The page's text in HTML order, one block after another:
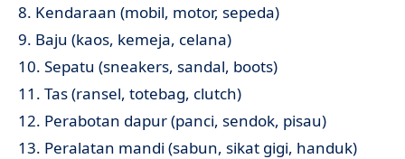
8. Kendaraan (mobil, motor, sepeda)
9. Baju (kaos, kemeja, celana)
10. Sepatu (sneakers, sandal, boots)
11. Tas (ransel, totebag, clutch)
12. Perabotan dapur (panci, sendok, pisau)
13. Peralatan mandi (sabun, sikat gigi, handuk)